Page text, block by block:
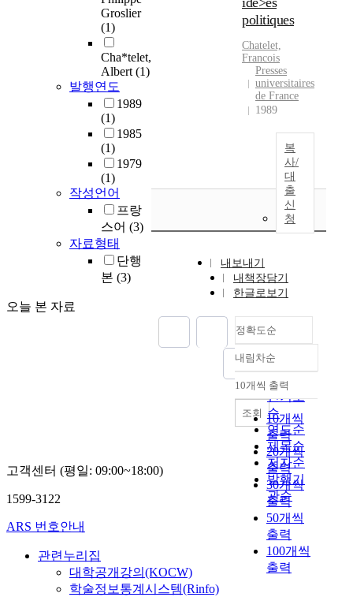
Groslier
(1)
Cha*telet,
Albert(1)
발행연도
1989
(1)
1985
(1)
1979
(1)
작성언어
프랑
스어 (3)
자료형태
단행
본 (3)
오늘 본 자료
politiques
Chatelet,
Francois
Presses
universitaires
de France
1989
복
사/
대
출
신
청
내보내기
내책장담기
한글로보기
정확도순
정확도
순
인기도
순
연도순
제목순
저자순
발행기
관순
내림차순
내림차순
10개씩 출력
10개씩
출력
20개씩
출력
30개씩
출력
50개씩
출력
100개씩
출력
조회
고객센터 (평일: 09:00~18:00)
1599-3122
ARS 번호안내
관련누리집
대학공개강의(KOCW)
학술정보통계시스템(Rinfo)